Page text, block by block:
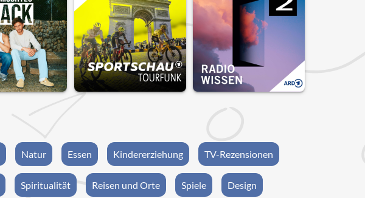
Natur Essen Kindererziehung TV-Rezensionen
Spiritualität Reisen und Orte Spiele Design